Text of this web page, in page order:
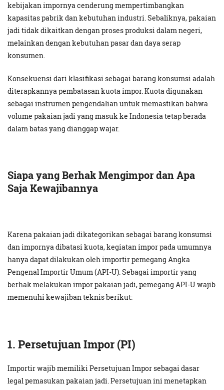
kebijakan impornya cenderung mempertimbangkan
kapasitas pabrik dan kebutuhan industri. Sebaliknya, pakaian
jadi tidak dikaitkan dengan proses produksi dalam negeri,
melainkan dengan kebutuhan pasar dan daya serap
konsumen.
Konsekuensi dari klasifikasi sebagai barang konsumsi adalah
diterapkannya pembatasan kuota impor. Kuota digunakan
sebagai instrumen pengendalian untuk memastikan bahwa
volume pakaian jadi yang masuk ke Indonesia tetap berada
dalam batas yang dianggap wajar.
Siapa yang Berhak Mengimpor dan Apa
Saja Kewajibannya
Karena pakaian jadi dikategorikan sebagai barang konsumsi
dan impornya dibatasi kuota, kegiatan impor pada umumnya
hanya dapat dilakukan oleh importir pemegang Angka
Pengenal Importir Umum (API-U). Sebagai importir yang
berhak melakukan impor pakaian jadi, pemegang API-U wajib
memenuhi kewajiban teknis berikut:
1. Persetujuan Impor (PI)
Importir wajib memiliki Persetujuan Impor sebagai dasar
legal pemasukan pakaian jadi. Persetujuan ini menetapkan